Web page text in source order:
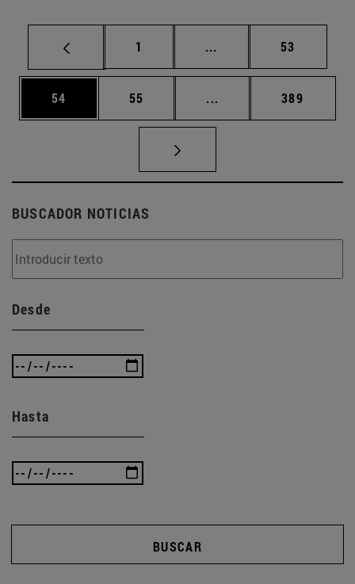
Página
1 ... Páginas intermedias
Página
53
Página
54 Página
55 ... Páginas intermedias
Página
389
BUSCADOR NOTICIAS
Desde
Hasta
BUSCAR